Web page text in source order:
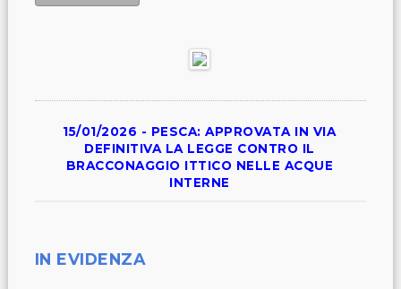
15/01/2026 - PESCA: APPROVATA IN VIA
DEFINITIVA LA LEGGE CONTRO IL
BRACCONAGGIO ITTICO NELLE ACQUE
INTERNE
IN EVIDENZA